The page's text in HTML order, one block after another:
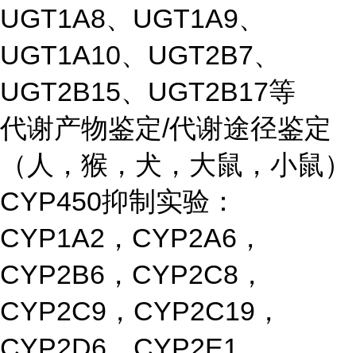
UGT1A8、UGT1A9、
UGT1A10、UGT2B7、
UGT2B15、UGT2B17等
代谢产物鉴定/代谢途径鉴定
（人，猴，犬，大鼠，小鼠）
CYP450抑制实验：
CYP1A2，CYP2A6，
CYP2B6，CYP2C8，
CYP2C9，CYP2C19，